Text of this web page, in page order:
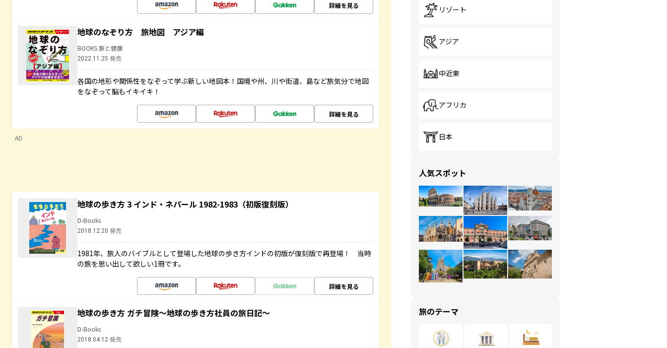
詳細を見る
地球のなぞり方 旅地図 アジア編
BOOKS 旅と健康
2022.11.25 発売
各国の地形や関係性をなぞって学ぶ新しい地図本！国境や州、川や街道、島など旅気分で地図
をなぞって脳もイキイキ！
詳細を見る
AD
地球の歩き方 3 インド・ネパール 1982-1983（初版復刻版）
D-Books
2018.12.20 発売
1981年、旅人のバイブルとして登場した地球の歩き方インドの初版が復刻版で再登場！ 当時
の旅を思い出して欲しい1冊です。
詳細を見る
地球の歩き方 ガチ冒険～地球の歩き方社員の旅日記～
D-Books
2018.04.12 発売
リゾート
アジア
中近東
アフリカ
日本
人気スポット
旅のテーマ